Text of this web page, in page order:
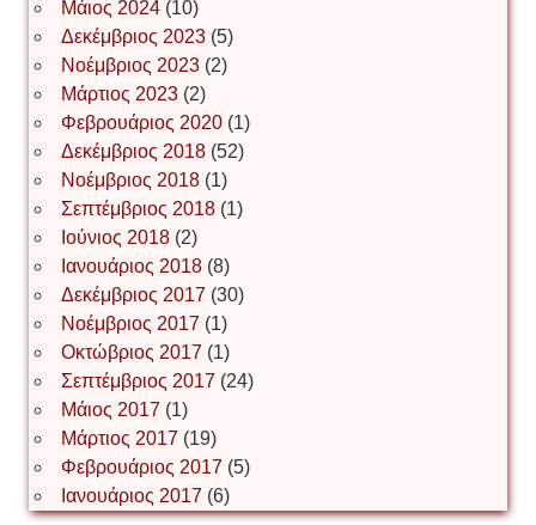
Іван Буртик
Іван Наконечний
Інга Короткевич
Ірина Ключковська
Ірина Наконечна
Μάιος 2024(10)
Δεκέμβριος 2023(5)
Νοέμβριος 2023(2)
Μάρτιος 2023(2)
Φεβρουάριος 2020(1)
Δεκέμβριος 2018(52)
Νοέμβριος 2018(1)
Σεπτέμβριος 2018(1)
Ιούνιος 2018(2)
Ιανουάριος 2018(8)
Δεκέμβριος 2017 (30)
Νοέμβριος 2017 (1)
Οκτώβριος 2017 (1)
Σεπτέμβριος 2017 (24)
Μάιος 2017 (1)
Μάρτιος 2017 (19)
Φεβρουάριος 2017 (5)
Ιανουάριος 2017 (6)